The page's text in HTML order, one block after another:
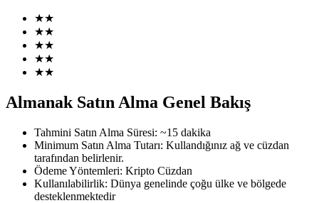
TradFi
Hisse senetleri, döviz, değerli metaller ve emtia türevleri
★★
★★
★★
★★
★★
Almanak Satın Alma Genel Bakış
Tahmini Satın Alma Süresi: ~15 dakika
Minimum Satın Alma Tutarı: Kullandığınız ağ ve cüzdan
tarafından belirlenir.
Ödeme Yöntemleri: Kripto Cüzdan
Kullanılabilirlik: Dünya genelinde çoğu ülke ve bölgede
desteklenmektedir